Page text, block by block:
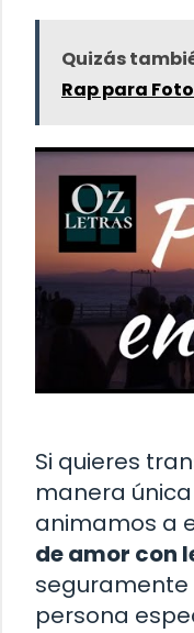
Quizás
Rap para
Si quieres
manera
animamos a
de amor con
persona